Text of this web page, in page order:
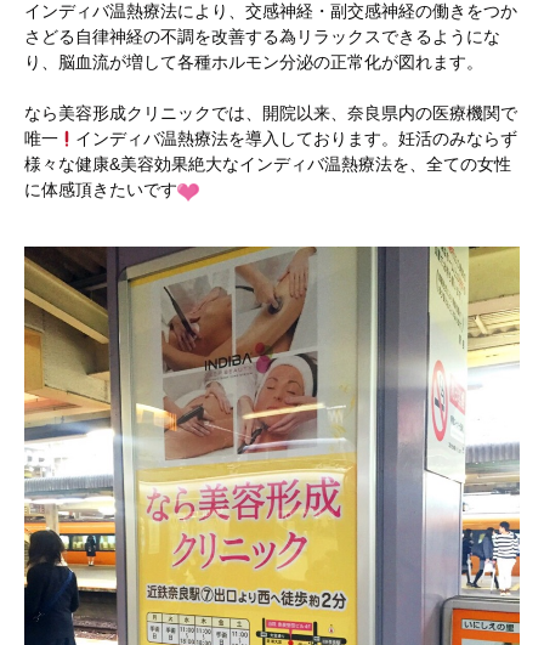
インディバ温熱療法により、交感神経・副交感神経の働きをつか
さどる自律神経の不調を改善する為リラックスできるようにな
り、脳血流が増して各種ホルモン分泌の正常化が図れます。
なら美容形成クリニックでは、開院以来、奈良県内の医療機関で
唯一
インディバ温熱療法を導入しております。妊活のみならず
様々な健康&美容効果絶大なインディバ温熱療法を、全ての女性
に体感頂きたいです